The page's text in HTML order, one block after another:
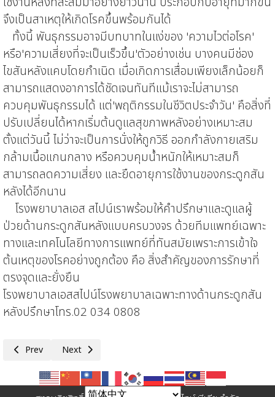
จึงเป็นสาเหตุให้เกิดโรคขึ้นพร้อมกันได้
ทั้งนี้ พันธุกรรมอาจมีบทบาทในแง่ของ 'ความไวต่อโรค'
หรือ'ความเสี่ยงที่จะเป็นเร็วขึ้น'ตัวอย่างเช่น บางคนมีช่อง
ไขสันหลังแคบโดยกำเนิด เมื่อเกิดการเสื่อมเพียงเล็กน้อยก็
สามารถแสดงอาการได้ชัดเจนทันทีแม้เราจะไม่สามารถ
ควบคุมพันธุกรรมได้ แต่'พฤติกรรมในชีวิตประจำวัน' คือสิ่งที่
ปรับเปลี่ยนได้หากเริ่มต้นดูแลสุขภาพหลังอย่างเหมาะสม
ตั้งแต่วันนี้ ไม่ว่าจะเป็นการนั่งให้ถูกวิธี ออกกำลังกายเสริม
กล้ามเนื้อแกนกลาง หรือควบคุมน้ำหนักให้เหมาะสมก็
สามารถลดความเสี่ยง และยืดอายุการใช้งานของกระดูกสัน
หลังได้อีกนาน
โรงพยาบาลเอส สไปน์เราพร้อมให้คำปรึกษาและดูแลผู้
ป่วยด้านกระดูกสันหลังแบบครบวงจร ด้วยทีมแพทย์เฉพาะ
ทางและเทคโนโลยีทางการแพทย์ที่ทันสมัยเพราะการเข้าใจ
ต้นเหตุของโรคอย่างถูกต้อง คือ สิ่งสำคัญของการรักษาที่
ตรงจุดและยั่งยืน
โรงพยาบาลเอสสไปน์โรงพยาบาลเฉพาะทางด้านกระดูกสัน
หลังปรึกษาโทร.02 034 0808
Previous article: แพทย์เฉพาะทางชี้จุดเสี่ยง “อาการปวดหลัง-คอ” สัญญาณเ
Prev Next article: PRINC Group เดินหน้ายกระดับเมืองรอง สา
Next